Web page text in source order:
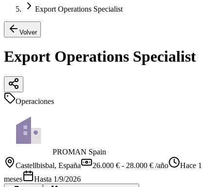
Export Operations Specialist
Volver
Export Operations Specialist
Operaciones
PROMAN Spain
Castellbisbal, España 26.000 € - 28.000 € /año
Hace 1
meses
Hasta 1/9/2026